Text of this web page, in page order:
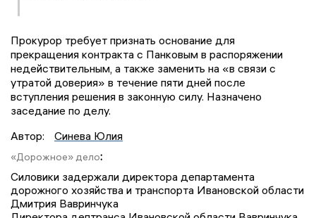
Прокурор требует признать основание для
прекращения контракта с Панковым в распоряжении
недействительным, а также заменить на «в связи с
утратой доверия» в течение пяти дней после
вступления решения в законную силу. Назначено
заседание по делу.
Автор:
Синева Юлия
«Дорожное» дело:
Силовики задержали директора департамента
дорожного хозяйства и транспорта Ивановской области
Дмитрия Вавринчука